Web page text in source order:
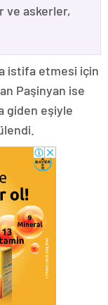
ve askerler,
istifa etmesi için
Paşinyan ise
giden eşiyle